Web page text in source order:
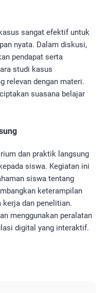
sangat efektif untuk
nyata. Dalam diskusi,
pendapat serta
studi kasus
relevan dengan materi.
suasana belajar
dan praktik langsung
siswa. Kegiatan ini
siswa tentang
keterampilan
dan penelitian.
menggunakan peralatan
digital yang interaktif.